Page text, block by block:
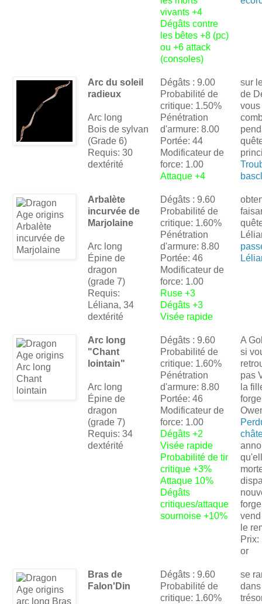
vivants +4
Dégâts contre
les bêtes +8 (pc)
ou +6 attack
(consoles)
Arc du soleil
radieux
Arc long
Bois de sylvan
(Grade 6)
Requis: 30
dextérité
Dégâts : 9.00
Probabilité de
critique: 1.50%
Pénétration
d'armure: 8.00
Portée: 44
Modificateur de
force: 1.00
Attaque +4
sur
de
vous
Arbalète
incurvée de
Marjolaine
Arc long
Épine de
dragon
(grade 7)
Requis:
Léliana, 34
dextérité
Dégâts : 9.60
Probabilité de
critique: 1.60%
Pénétration
d'armure: 8.80
Portée: 46
Modificateur de
force: 1.00
Ruse +3
Dégâts +3
Visée rapide
Arc long
"Chant
lointain"
Arc long
Épine de
dragon
(grade 7)
Requis: 34
dextérité
Dégâts : 9.60
Probabilité de
critique: 1.60%
Pénétration
d'armure: 8.80
Portée: 46
Modificateur de
force: 1.00
Dégâts +2
Visée rapide
Probabilité de tir
critique +3%
Attaque 10%
Dégâts
critiques/attaque
sournoise +10%
A
si
pas
la
le
Prix:
or
Bras de
Falon'Din
Dégâts : 9.60
Probabilité de
critique: 1.60%
se